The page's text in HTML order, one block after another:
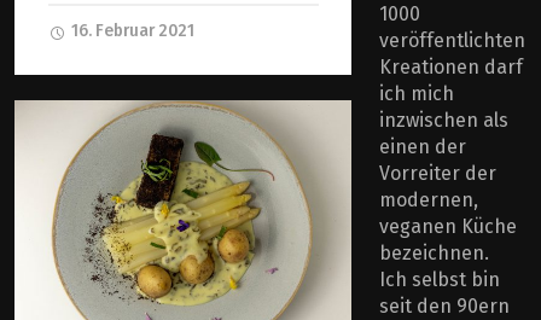
16. Februar 2021
1000
veröffentlichten
Kreationen darf
ich mich
inzwischen als
einen der
Vorreiter der
modernen,
veganen Küche
bezeichnen.
Ich selbst bin
seit den 90ern